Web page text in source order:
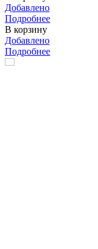
Добавлено
Подробнее
В корзину
Добавлено
Подробнее